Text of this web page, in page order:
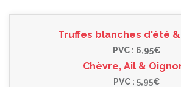
Truffes blanches d'été
PVC : 6,95€
Chèvre, Ail &
PVC : 5,95€